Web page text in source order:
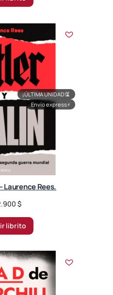
¡ÚLTIMA UNIDAD!⏳
Envío express⚡
Laurence Rees.
$
librito